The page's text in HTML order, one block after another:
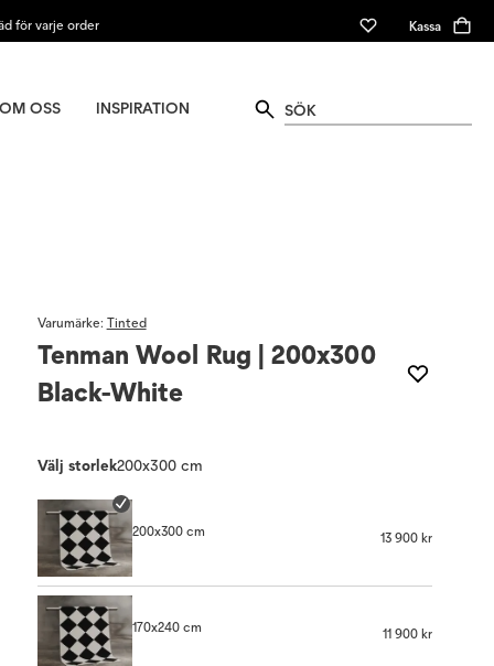
för varje order Kassa
OM OSS INSPIRATION
Tenman Wool Rug | 200x300
Black-White
Varumärke: Tinted
Välj storlek200x300 cm
200x300 cm 13 900 kr
170x240 cm 11 900 kr